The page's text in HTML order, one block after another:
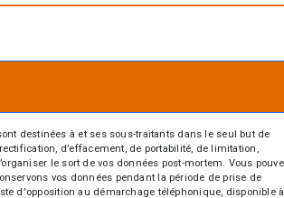
destinées à et ses sous-traitants dans le seul but de
d’effacement, de portabilité, de limitation,
le sort de vos données post-mortem. Vous
vos données pendant la période de prise de
d'opposition au démarchage téléphonique, disponible à